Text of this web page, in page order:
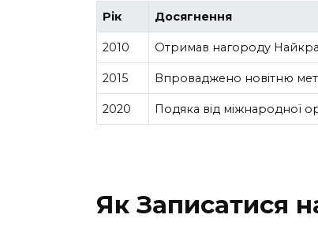
Рік Досягнення
2010 Отримав нагороду
2015 Впроваджено новітню
2020 Подяка від міжнародної
Як Записатися